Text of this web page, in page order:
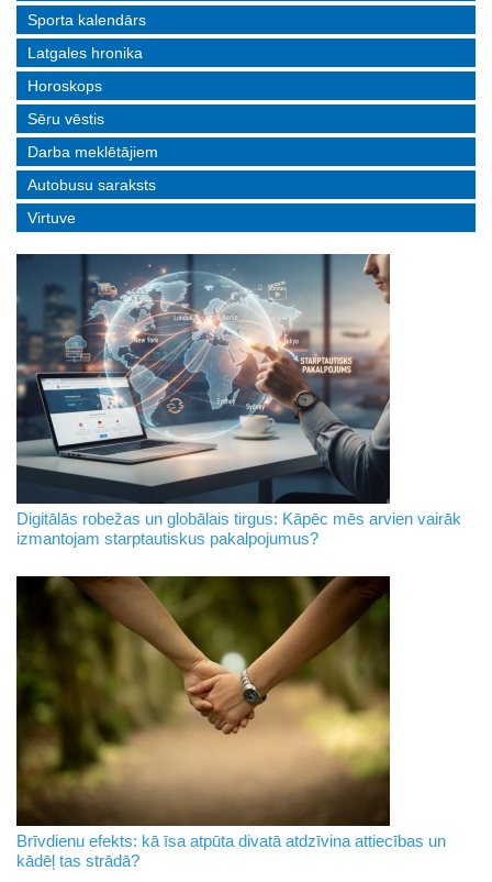
Sporta kalendārs
Latgales hronika
Horoskops
Sēru vēstis
Darba meklētājiem
Autobusu saraksts
Virtuve
Digitālās robežas un globālais tirgus: Kāpēc mēs arvien vairāk
izmantojam starptautiskus pakalpojumus?
Brīvdienu efekts: kā īsa atpūta divatā atdzīvina attiecības un
kādēļ tas strādā?